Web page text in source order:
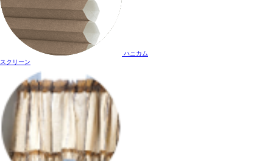
ハニカム
スクリーン